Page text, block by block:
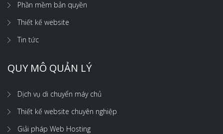
Phần mềm bản quyền
Thiết kế website
Tin tức
QUY MÔ QUẢN LÝ
Dịch vụ di chuyển máy chủ
Thiết kế website chuyên nghiệp
Giải pháp Web Hosting